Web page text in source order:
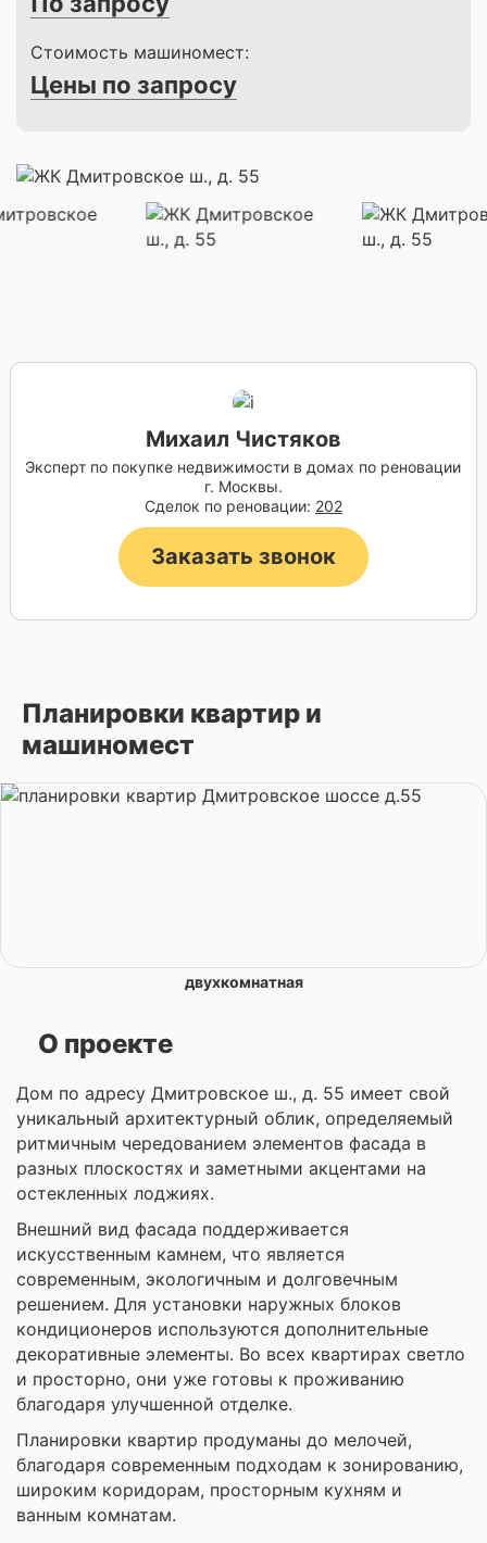
Стоимость машиномест:
Цены по запросу
Михаил Чистяков
Эксперт по покупке недвижимости в домах по реновации
г. Москвы.
Сделок по реновации: 202
Заказать звонок
Планировки квартир и
машиномест
двухкомнатная
О проекте
Дом по адресу Дмитровское ш., д. 55 имеет свой
уникальный архитектурный облик, определяемый
ритмичным чередованием элементов фасада в
разных плоскостях и заметными акцентами на
остекленных лоджиях.
Внешний вид фасада поддерживается
искусственным камнем, что является
современным, экологичным и долговечным
решением. Для установки наружных блоков
кондиционеров используются дополнительные
декоративные элементы. Во всех квартирах светло
и просторно, они уже готовы к проживанию
благодаря улучшенной отделке.
Планировки квартир продуманы до мелочей,
благодаря современным подходам к зонированию,
широким коридорам, просторным кухням и
ванным комнатам.